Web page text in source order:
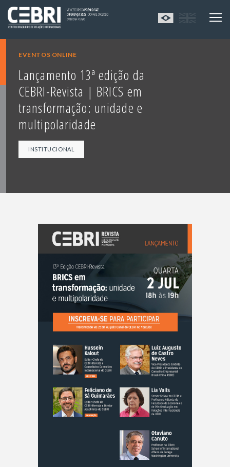
EVENTOS ONLINE
Lançamento 13ª edição da
CEBRI-Revista | BRICS em
transformação: unidade e
multipolaridade
INSTITUCIONAL